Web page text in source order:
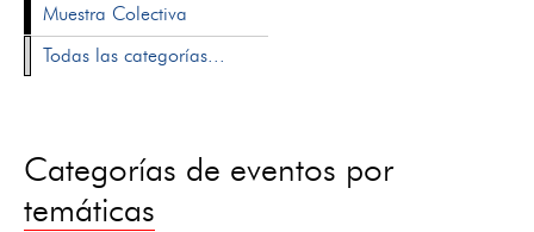
Muestra Colectiva
Todas las categorías...
Categorías de eventos por
temáticas